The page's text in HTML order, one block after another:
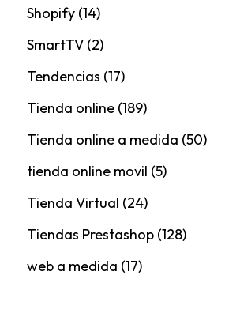
Shopify(14)
SmartTV(2)
Tendencias (17)
Tienda online(189)
Tienda online a medida (50)
tienda online movil (5)
Tienda Virtual (24)
Tiendas Prestashop(128)
web a medida (17)